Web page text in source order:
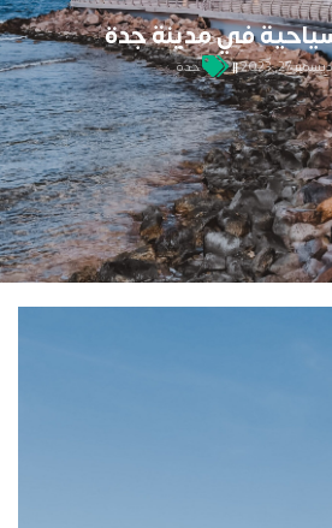
في مدينة جدة
ديسمبر 27, 2023 جدة